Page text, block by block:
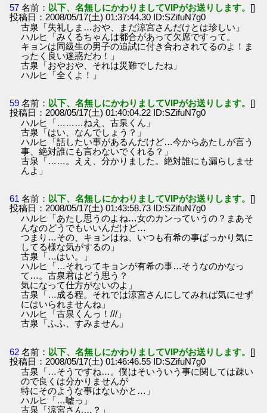
57 名前： 以下、名無しにかわりましてVIPがお送りします。 []
投稿日：2008/05/17(土) 01:37:44.30 ID:SZifuN7g0
古泉「失礼しま…おや、まだ涼宮さんだけとは珍しい」
ハルヒ「みくるちゃんは都合があって欠席ですって。
キョンは同級生の男子の追試に付き合わされてるのよ！ま
ったく良い迷惑だわ！」
古泉「おやおや、それは災難でしたね」
ハルヒ「全くよ！」
59 名前： 以下、名無しにかわりましてVIPがお送りします。 []
投稿日：2008/05/17(土) 01:40:04.22 ID:SZifuN7g0
ハルヒ「………ねえ、古泉くん」
古泉「はい、なんでしょう？」
ハルヒ「話したい事があるんだけど…今からあたしが言う
事、絶対誰にも言わないでくれる？」
古泉「……。ええ、分かりました。絶対誰にも漏らしませ
んよ」
61 名前： 以下、名無しにかわりましてVIPがお送りします。 []
投稿日：2008/05/17(土) 01:43:58.73 ID:SZifuN7g0
ハルヒ「あたし思うのよね…女のカンっていうの？まあそ
んなのどうでもいいんだけど…
つまり…その、キョンはね、いつも有希の事ばっかり気に
してる様な気がするの」
古泉「…はい。」
ハルヒ「…それってキョンが有希の事…そうなのかなっ
て…。古泉君はどう思う？
気になって仕方がないのよ」
古泉「…成る程。それでは涼宮さんにしてみれば気にせず
にはいられませんね」
ハルヒ「古泉くんっ！///」
古泉「ふふ、すみません」
62 名前： 以下、名無しにかわりましてVIPがお送りします。 []
投稿日：2008/05/17(土) 01:46:46.55 ID:SZifuN7g0
古泉「…そうですね…。僕はそいういう事に関しては疎い
ので良くは分かりませんが
特にそのような事はないかと…」
ハルヒ「…嘘っ」
古泉「涼宮さん…？」